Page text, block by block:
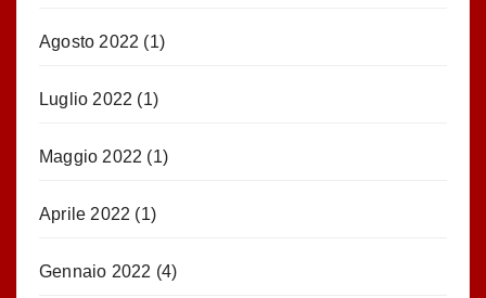
Agosto 2022 (1)
Luglio 2022 (1)
Maggio 2022 (1)
Aprile 2022 (1)
Gennaio 2022 (4)